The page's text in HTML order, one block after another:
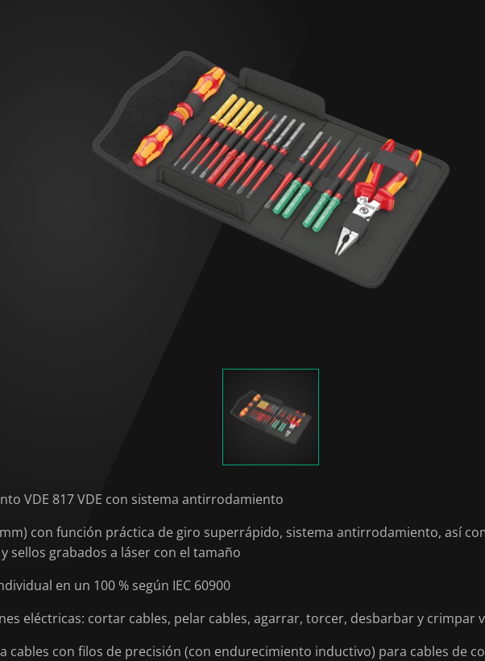
VDE 817 VDE con sistema antirrodamiento
con función práctica de giro superrápido, sistema antirrodamiento, así
sellos grabados a láser con el tamaño
en un 100 % según IEC 60900
eléctricas: cortar cables, pelar cables, agarrar, torcer, desbarbar y crimpar
cables con filos de precisión (con endurecimiento inductivo) para cables de